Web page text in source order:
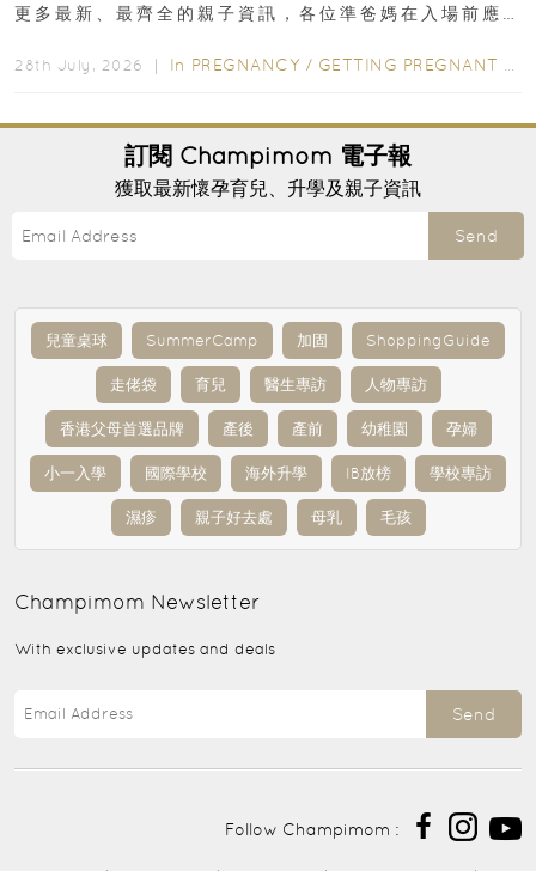
更多最新、最齊全的親子資訊，各位準爸媽在入場前應
28th July, 2026 ｜ In PREGNANCY / GETTING PREGNANT
訂閱 Champimom 電子報
獲取最新懷孕育兒、升學及親子資訊
Send
兒童桌球 SummerCamp 加固 ShoppingGuide
走佬袋 育兒 醫生專訪 人物專訪
香港父母首選品牌 產後 產前 幼稚園 孕婦
小一入學 國際學校 海外升學 IB放榜 學校專訪
濕疹 親子好去處 母乳 毛孩
Champimom Newsletter
With exclusive updates and deals
Send
Follow Champimom :